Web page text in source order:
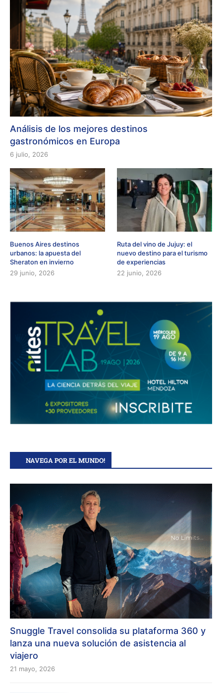
Análisis de los mejores destinos
gastronómicos en Europa
6 julio, 2026
Buenos Aires destinos
urbanos: la apuesta del
Sheraton en invierno
29 junio, 2026
Ruta del vino de Jujuy: el
nuevo destino para el turismo
de experiencias
22 junio, 2026
NAVEGA POR EL MUNDO!
Snuggle Travel consolida su plataforma 360 y
lanza una nueva solución de asistencia al
viajero
21 mayo, 2026